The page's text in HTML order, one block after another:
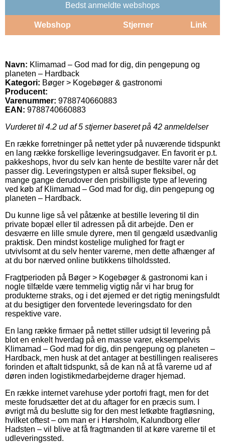
Bedst anmeldte webshops
Webshop Stjerner Link
Navn: Klimamad – God mad for dig, din pengepung og
planeten – Hardback
Kategori: Bøger > Kogebøger & gastronomi
Producent:
Varenummer: 9788740660883
EAN: 9788740660883
Vurderet til 4.2 ud af 5 stjerner baseret på 42 anmeldelser
En række forretninger på nettet yder på nuværende tidspunkt
en lang række forskellige leveringsudgaver. En favorit er p.t.
pakkeshops, hvor du selv kan hente de bestilte varer når det
passer dig. Leveringstypen er altså super fleksibel, og
mange gange derudover den prisbilligste type af levering
ved køb af Klimamad – God mad for dig, din pengepung og
planeten – Hardback.
Du kunne lige så vel påtænke at bestille levering til din
private bopæl eller til adressen på dit arbejde. Den er
desværre en lille smule dyrere, men til gengæld usædvanlig
praktisk. Den mindst kostelige mulighed for fragt er
utvivlsomt at du selv henter varerne, men dette afhænger af
at du bor nærved online butikkens tilholdssted.
Fragtperioden på Bøger > Kogebøger & gastronomi kan i
nogle tilfælde være temmelig vigtig når vi har brug for
produkterne straks, og i det øjemed er det rigtig meningsfuldt
at du besigtiger den forventede leveringsdato for den
respektive vare.
En lang række firmaer på nettet stiller udsigt til levering på
blot en enkelt hverdag på en masse varer, eksempelvis
Klimamad – God mad for dig, din pengepung og planeten –
Hardback, men husk at det antager at bestillingen realiseres
forinden et aftalt tidspunkt, så de kan nå at få varerne ud af
døren inden logistikmedarbejderne drager hjemad.
En række internet varehuse yder portofri fragt, men for det
meste forudsætter det at du aftager for en præcis sum. I
øvrigt må du beslutte sig for den mest letkøbte fragtløsning,
hvilket oftest – om man er i Hørsholm, Kalundborg eller
Hadsten – vil blive at få fragtmanden til at køre varerne til et
udleveringssted.